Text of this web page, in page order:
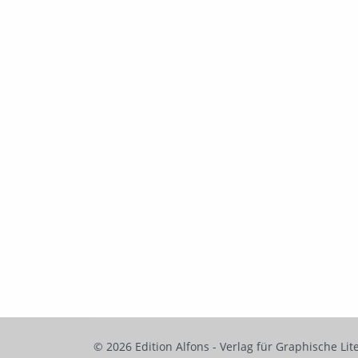
© 2026 Edition Alfons - Verlag für Graphische